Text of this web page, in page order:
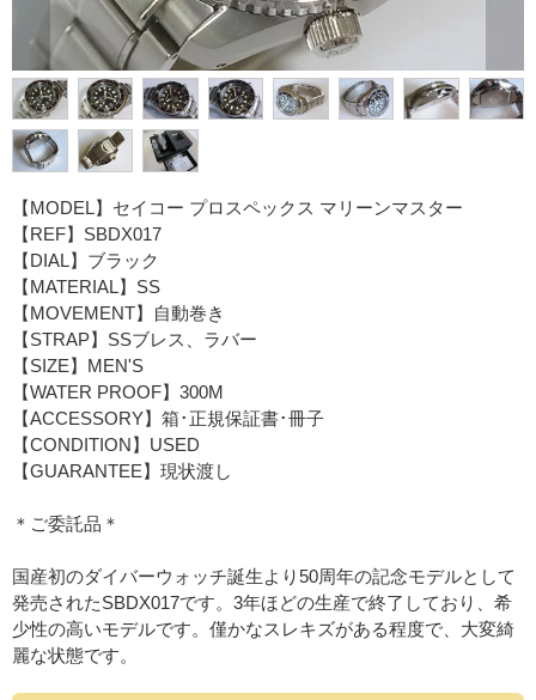
【MODEL】セイコー プロスペックス マリーンマスター
【REF】SBDX017
【DIAL】ブラック
【MATERIAL】SS
【MOVEMENT】自動巻き
【STRAP】SSブレス、ラバー
【SIZE】MEN'S
【WATER PROOF】300M
【ACCESSORY】箱･正規保証書･冊子
【CONDITION】USED
【GUARANTEE】現状渡し
＊ご委託品＊
国産初のダイバーウォッチ誕生より50周年の記念モデルとして
発売されたSBDX017です。3年ほどの生産で終了しており、希
少性の高いモデルです。僅かなスレキズがある程度で、大変綺
麗な状態です。